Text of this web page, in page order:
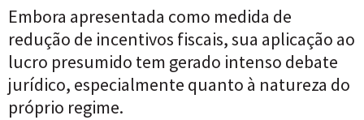
Embora apresentada como medida de
redução de incentivos fiscais, sua aplicação ao
lucro presumido tem gerado intenso debate
jurídico, especialmente quanto à natureza do
próprio regime.